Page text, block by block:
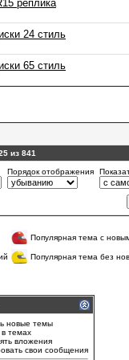
реплика
24 стиль
65 стиль
из 841
Порядок отображения
Популярная тема с
Популярная тема без
новые темы
в темах
вложения
свои сообщения